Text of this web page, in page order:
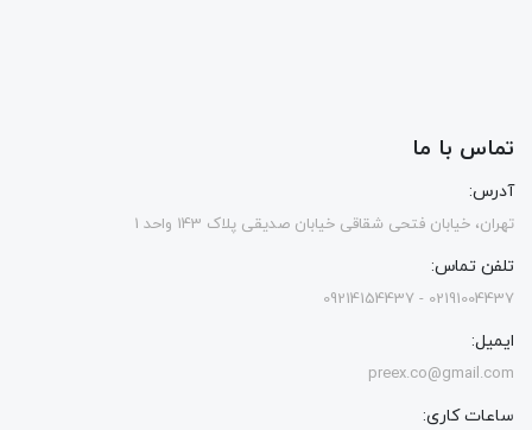
تماس با ما
آدرس:
تهران، خیابان فتحی شقاقی خیابان صدیقی پلاک 143 واحد 1
تلفن تماس:
02191004437 - 09214154437
ایمیل:
preex.co@gmail.com
ساعات کاری: